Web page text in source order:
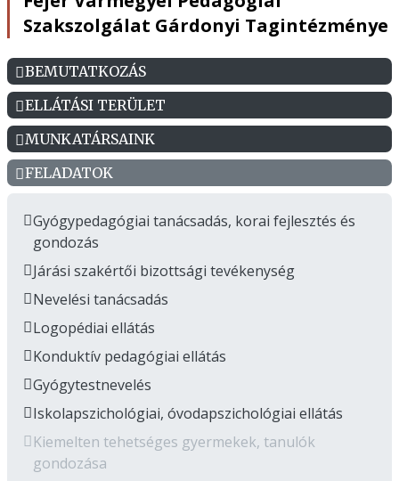
Szakszolgálat Gárdonyi Tagintézménye
BEMUTATKOZÁS
ELLÁTÁSI TERÜLET
MUNKATÁRSAINK
FELADATOK
Gyógypedagógiai tanácsadás, korai fejlesztés és
gondozás
Járási szakértői bizottsági tevékenység
Nevelési tanácsadás
Logopédiai ellátás
Konduktív pedagógiai ellátás
Gyógytestnevelés
Iskolapszichológiai, óvodapszichológiai ellátás
Kiemelten tehetséges gyermekek, tanulók
gondozása